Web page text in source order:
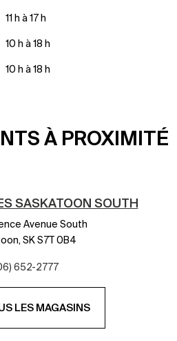
11 h à 17 h
10 h à 18 h
10 h à 18 h
À PROXIMITÉ
SASKATOON SOUTH
Avenue South
SKS7T 0B4
652-2777
LES MAGASINS